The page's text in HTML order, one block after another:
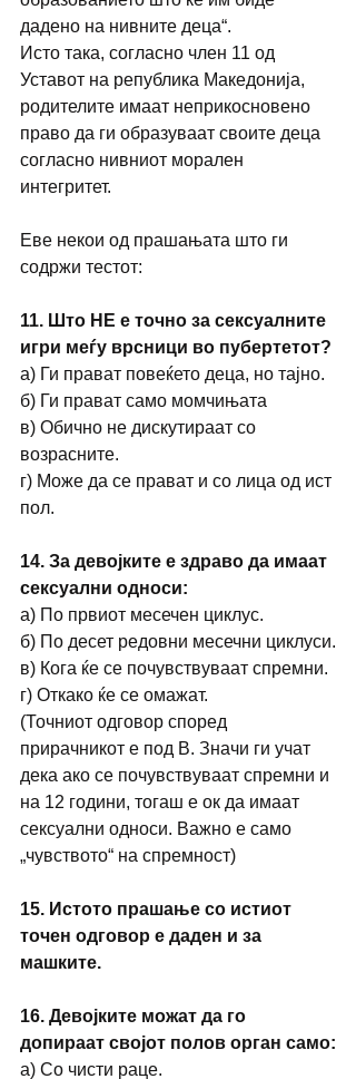
дадено на нивните деца“.
Исто така, согласно член 11 од
Уставот на република Македонија,
родителите имаат неприкосновено
право да ги образуваат своите деца
согласно нивниот морален
интегритет.
Еве некои од прашањата што ги
содржи тестот:
11. Што НЕ е точно за сексуалните
игри меѓу врсници во пубертетот?
а) Ги прават повеќето деца, но тајно.
б) Ги прават само момчињата
в) Обично не дискутираат со
возрасните.
г) Може да се прават и со лица од ист
пол.
14. За девојките е здраво да имаат
сексуални односи:
a) По првиот месечен циклус.
б) По десет редовни месечни циклуси.
в) Кога ќе се почувствуваат спремни.
г) Откако ќе се омажат.
(Точниот одговор според
прирачникот е под В. Значи ги учат
дека ако се почувствуваат спремни и
на 12 години, тогаш е ок да имаат
сексуални односи. Важно е само
„чувството“ на спремност)
15. Истото прашање со истиот
точен одговор е даден и за
машките.
16. Девојките можат да го
допираат својот полов орган само:
а) Со чисти раце.